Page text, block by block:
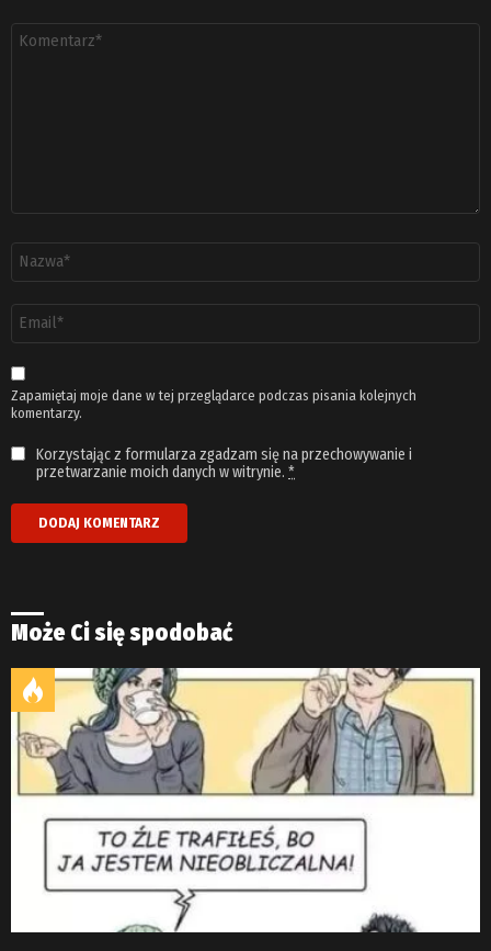
email
*
Zapamiętaj moje dane w tej przeglądarce podczas pisania kolejnych
komentarzy.
Korzystając z formularza zgadzam się na przechowywanie i
przetwarzanie moich danych w witrynie. *
Może Ci się spodobać